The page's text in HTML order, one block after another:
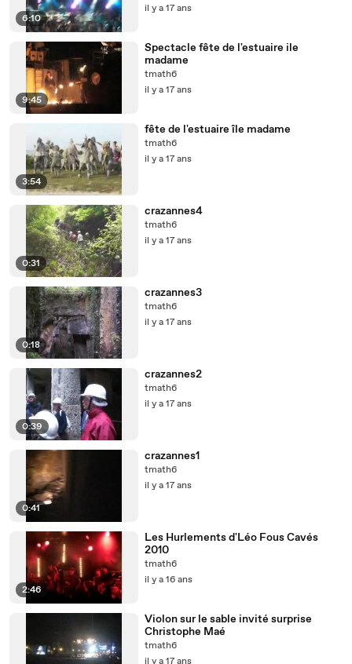
6:10
il y a 17 ans
9:45
Spectacle fête de l'estuaire ile
madame
tmath6
il y a 17 ans
3:54
fête de l'estuaire île madame
tmath6
il y a 17 ans
0:31
crazannes4
tmath6
il y a 17 ans
0:18
crazannes3
tmath6
il y a 17 ans
0:39
crazannes2
tmath6
il y a 17 ans
0:41
crazannes1
tmath6
il y a 17 ans
2:46
Les Hurlements d'Léo Fous Cavés
2010
tmath6
il y a 16 ans
Violon sur le sable invité surprise
Christophe Maé
tmath6